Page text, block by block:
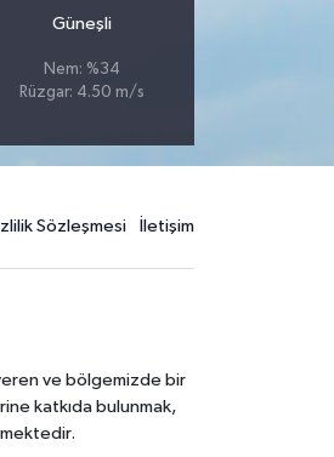
Güneşli
Nem: %34
Rüzgar: 4.50 m/s
Sözleşmesi İletişim
ve bölgemizde bir
katkıda bulunmak,